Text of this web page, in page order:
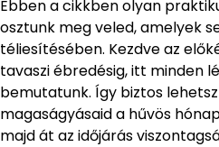
Ebben a cikkben olyan
osztunk meg veled, amelyek
téliesítésében. Kezdve az
tavaszi ébredésig, itt minden
bemutatunk. Így biztos
magaságyásaid a hűvös
majd át az időjárás